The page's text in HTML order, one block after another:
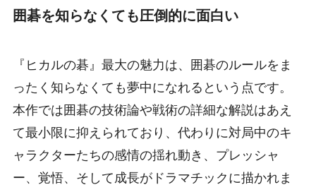
囲碁を知らなくても圧倒的に面白い
『ヒカルの碁』最大の魅力は、囲碁のルールをま
ったく知らなくても夢中になれるという点です。
本作では囲碁の技術論や戦術の詳細な解説はあえ
て最小限に抑えられており、代わりに対局中のキ
ャラクターたちの感情の揺れ動き、プレッシャ
ー、覚悟、そして成長がドラマチックに描かれま